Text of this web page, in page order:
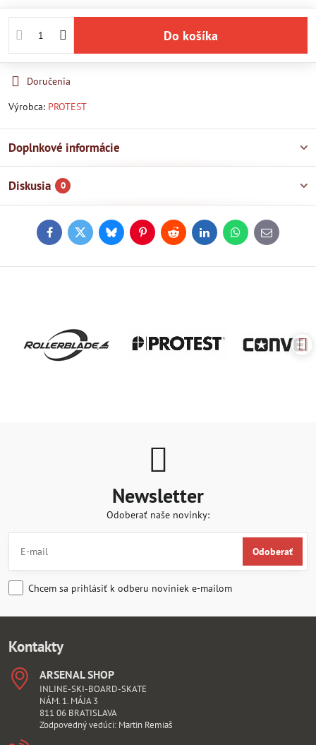
Do košíka
Doručenia
Výrobca: PROTEST
Doplnkové informácie
Diskusia 0
FacebookTwitterBlueskyPinterestReddit LinkedInWhatsApp
E-
mail
Newsletter
Odoberať naše novinky:
Odoberať
Chcem sa prihlásiť k odberu noviniek e-mailom
Kontakty
ARSENAL SHOP
INLINE-SKI-BOARD-SKATE
NÁM. 1. MÁJA 3
811 06 BRATISLAVA
Zodpovedný vedúci: Martin Remiaš